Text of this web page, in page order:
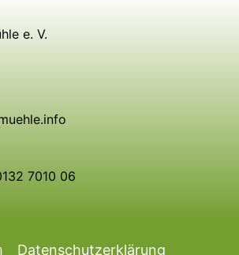
e. V.
7010 06
Datenschutzerklärung